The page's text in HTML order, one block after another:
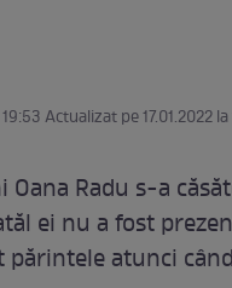
Actualizat pe 17.01.2022
Radu s-a
ei nu a fost
atunci